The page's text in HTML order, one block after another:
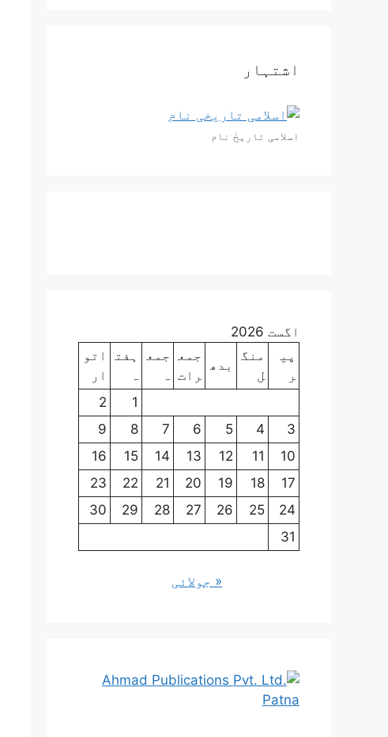
اشتہار
اسلامی تاریخٰ نام
اگست 2026
پی
ر
منگ
ل
بدھ
جمع
رات
جمع
ہ
ہفت
ہ
اتو
ار
1
2
3
4
5
6
7
8
9
10
11
12
13
14
15
16
17
18
19
20
21
22
23
24
25
26
27
28
29
30
31
« جولائی